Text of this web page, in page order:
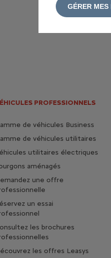
PROFESSIONNELS
de véhicules Business
de véhicules utilitaires
utilitaires électriques
aménagés
une offre
un essai
les brochures
les offres Leasys
GÉRER